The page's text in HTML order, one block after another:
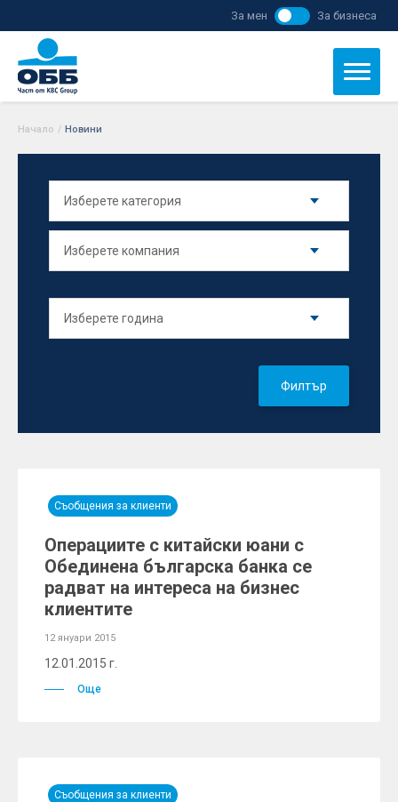
За мен За бизнеса
Начало / Новини
Филтър
Съобщения за клиенти
Операциите с китайски юани с
Обединена българска банка се
радват на интереса на бизнес
клиентите
12 януари 2015
12.01.2015 г.
Още
Съобщения за клиенти